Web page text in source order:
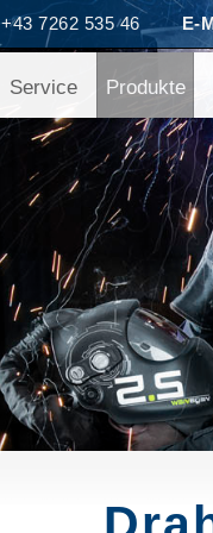
+43 7262 535 46 E-
Service Produkte